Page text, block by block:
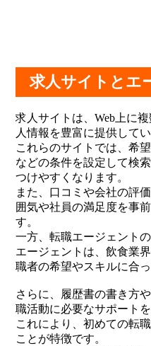
求人サイトとエ
求人サイトは、Web上に
人情報を豊富に提供してい
これらのサイトでは、希
などの条件を設定して検
つけやすくなります。
また、口コミや会社の評
囲気や社員の満足度を事
す。
一方、転職エージェント
エージェントは、飲食業
職者の希望やスキルに合
さらに、履歴書の書き方
職活動に必要なサポート
これにより、初めての転
ことが特徴です。